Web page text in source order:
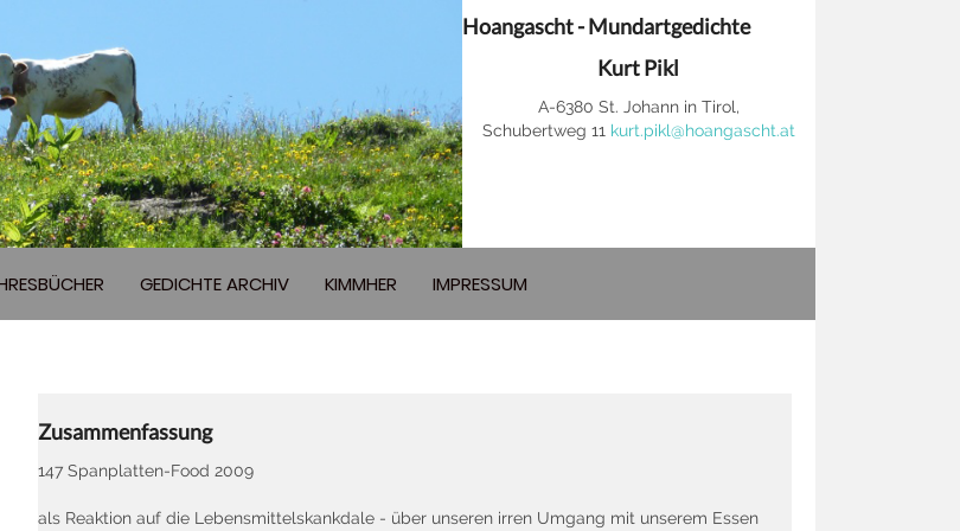
Hoangascht - Mundartgedichte
Kurt Pikl
A-6380 St. Johann in Tirol,
Schubertweg 11 kurt.pikl@hoangascht.at
GEDICHTE ARCHIV KIMMHER IMPRESSUM
Zusammenfassung
147 Spanplatten-Food 2009
als Reaktion auf die Lebensmittelskankdale - über unseren irren Umgang mit unserem Essen